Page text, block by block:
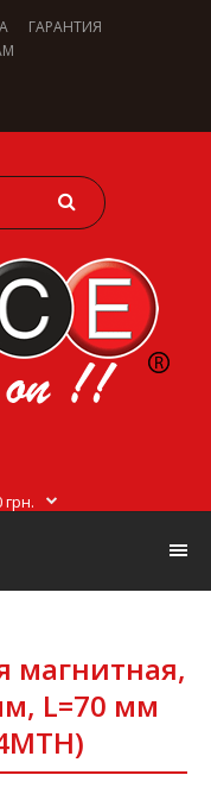
ГАРАНТИЯ
грн.
магнитная,
L=70 мм